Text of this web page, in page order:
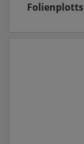
Folienplotts